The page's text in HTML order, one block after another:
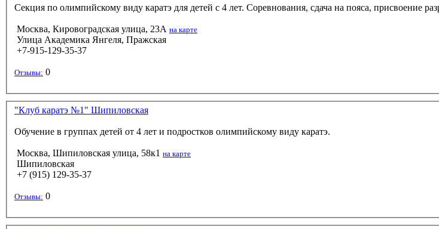
Секция по олимпийскому виду каратэ для детей с 4 лет. Соревнования, сдача на пояса, присвоение
Москва, Кировоградская улица, 23А на карте
Улица Академика Янгеля, Пражская
+7-915-129-35-37
Отзывы: 0
"Клуб каратэ №1" Шипиловская
Обучение в группах детей от 4 лет и подростков олимпийскому виду каратэ.
Москва, Шипиловская улица, 58к1 на карте
Шипиловская
+7 (915) 129-35-37
Отзывы: 0